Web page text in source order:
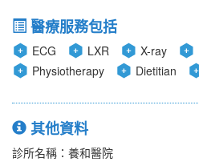
醫療服務包括
ECG LXR X-ray
Physiotherapy
Dietitian
其他資料
診所名稱：養和醫院